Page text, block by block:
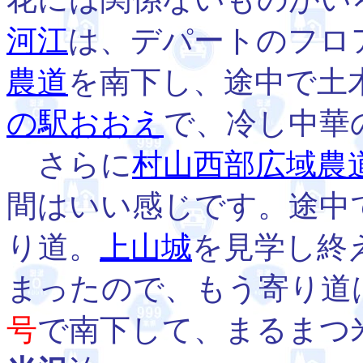
河江は、デパートのフ
農道を南下し、途中で土
の駅おおえで、冷し中華
さらに村山西部広域農
間はいい感じです。途中
り道。
上山城を見学し終
まったので、もう寄り
号で南下して、まるま